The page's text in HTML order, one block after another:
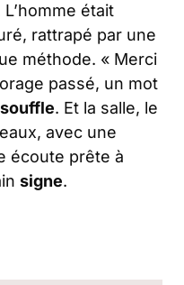
L’homme était
rattrapé par une
méthode. « Merci
passé, un mot
souffle. Et la salle, le
avec une
écoute prête à
signe.